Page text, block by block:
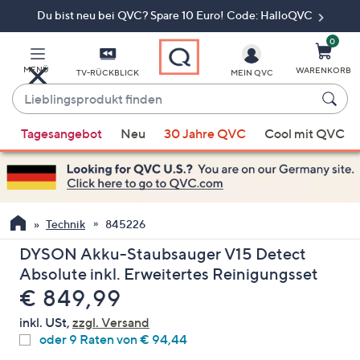
Du bist neu bei QVC? Spare 10 Euro! Code: HalloQVC
MENÜ TV-RÜCKBLICK
Lieblingsprodukt
finden
Vorschläge
verfügbar
sind,
verwenden
Sie
die
Pfeiltasten
nach
oben
und
nach
MEIN QVC
0
WARENKORB
Tagesangebot Neu 30 Jahre QVC Cool mit QVC
Technik 845226
DYSON Akku-Staubsauger V15 Detect
Absolute inkl. Erweitertes Reinigungsset
Gelöscht
€ 849,99
inkl. USt, zzgl. Versand
oder 9 Raten von € 94,44